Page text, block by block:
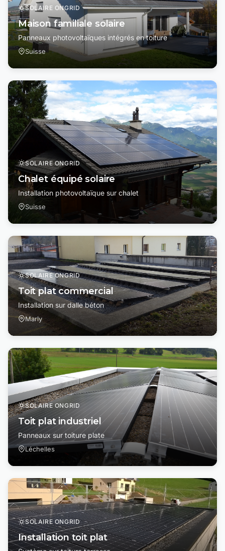
SOLAIRE ONGRID
Maison familiale solaire
Panneaux photovoltaïques intégrés en toiture
Suisse
SOLAIRE ONGRID
Chalet équipé solaire
Installation photovoltaïque sur chalet
Suisse
SOLAIRE ONGRID
Toit plat commercial
Installation sur dalle béton
Marly
SOLAIRE ONGRID
Toit plat industriel
Panneaux sur toiture plate
Léchelles
SOLAIRE ONGRID
Installation toit plat